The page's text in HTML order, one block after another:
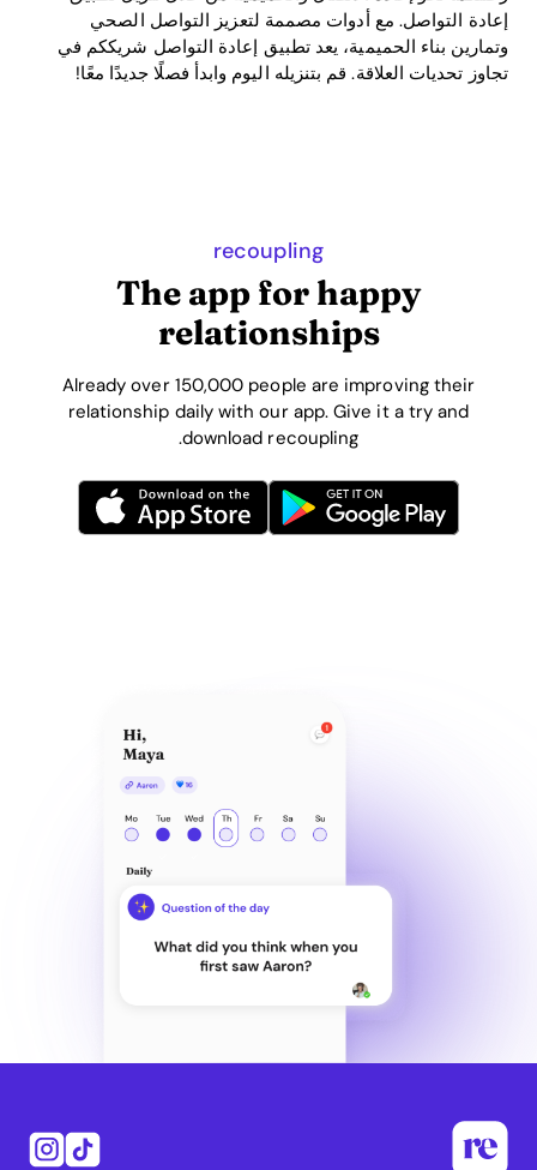
إعادة التواصل. مع أدوات مصممة لتعزيز التواصل الصحي
وتمارين بناء الحميمية، يعد تطبيق إعادة التواصل شريككم في
تجاوز تحديات العلاقة. قم بتنزيله اليوم وابدأ فصلًا جديدًا معًا!
recoupling
The app for happy
relationships
Already over 150,000 people are improving their
relationship daily with our app. Give it a try and
download recoupling.